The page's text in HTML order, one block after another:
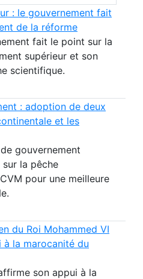
: le gouvernement fait
de la réforme
fait le point sur la
supérieur et son
scientifique.
: adoption de deux
et les
gouvernement
la pêche
pour une meilleure
du Roi Mohammed VI
la marocanité du
son appui à la